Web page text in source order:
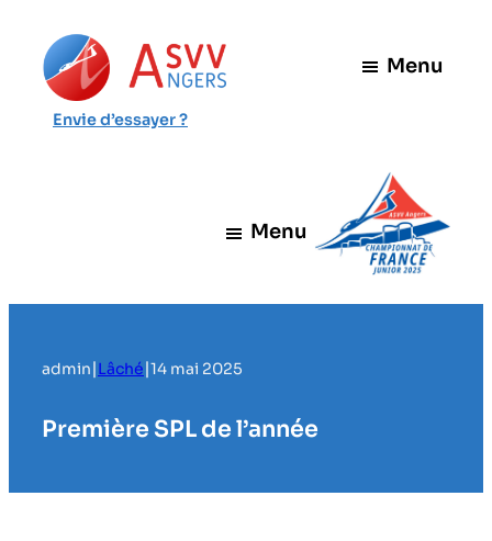
contenu
Menu
Envie d’essayer ?
Menu
admin|Lâché|14 mai 2025
Première SPL de l’année